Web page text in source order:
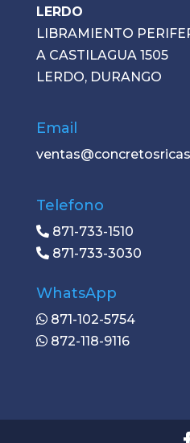
LERDO
LIBRAMIENTO
A CASTILAGUA 1505
LERDO, DURANGO
Email
Telefono
871-733-1510
871-733-3030
WhatsApp
871-102-5754
872-118-9116